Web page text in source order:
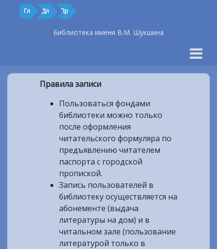
Гл Дл Пр
Библиотека имени В.М. Шукшина
Правила записи
Пользоваться фондами
библиотеки можно только
после оформления
читательского формуляра по
предъявлению читателем
паспорта с городской
пропиской.
Запись пользователей в
библиотеку осуществляется на
абонементе (выдача
литературы на дом) и в
читальном зале (пользование
литературой только в